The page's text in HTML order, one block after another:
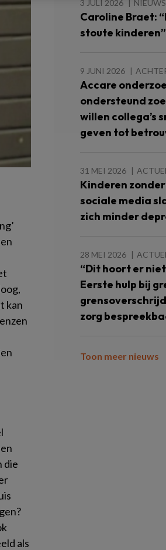
kan
die
als
3 JULI 2026 NIEUWS
Caroline Braet:
stoute kinderen”
9 JUNI 2026
Accare
ondersteund
willen collega’s
geven tot
31 MEI 2026
Kinderen
sociale media
zich minder
28 MEI 2026
“Dit hoort er
Eerste hulp bij
zorg
Toon meer nieuws